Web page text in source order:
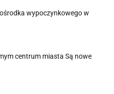
wypoczynkowego w
centrum miasta Są nowe